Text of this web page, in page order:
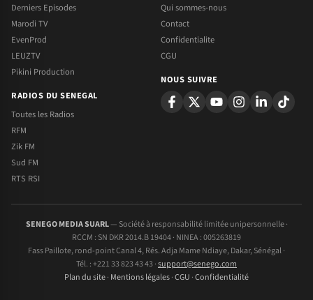
Derniers Episodes
Marodi TV
EvenProd
LEUZTV
Pikini Production
RADIOS DU SENEGAL
Toutes les Radios
RFM
Zik FM
Sud FM
RTS RSI
Qui sommes-nous
Contact
Confidentialite
CGU
NOUS SUIVRE
SENEGO MEDIA SUARL— Société à responsabilité limitée unipersonnelle ·
RCCM : SN DKR 2014.B 19404 · NINEA : 005263819
Fass Paillote, rond-point Canal 4, Rés. Adja Mame Ndiaye, Dakar, Sénégal ·
Tél. : +221 33 823 43 43 ·support@senego.com
Plan du site· Mentions légales·CGU ·Confidentialité